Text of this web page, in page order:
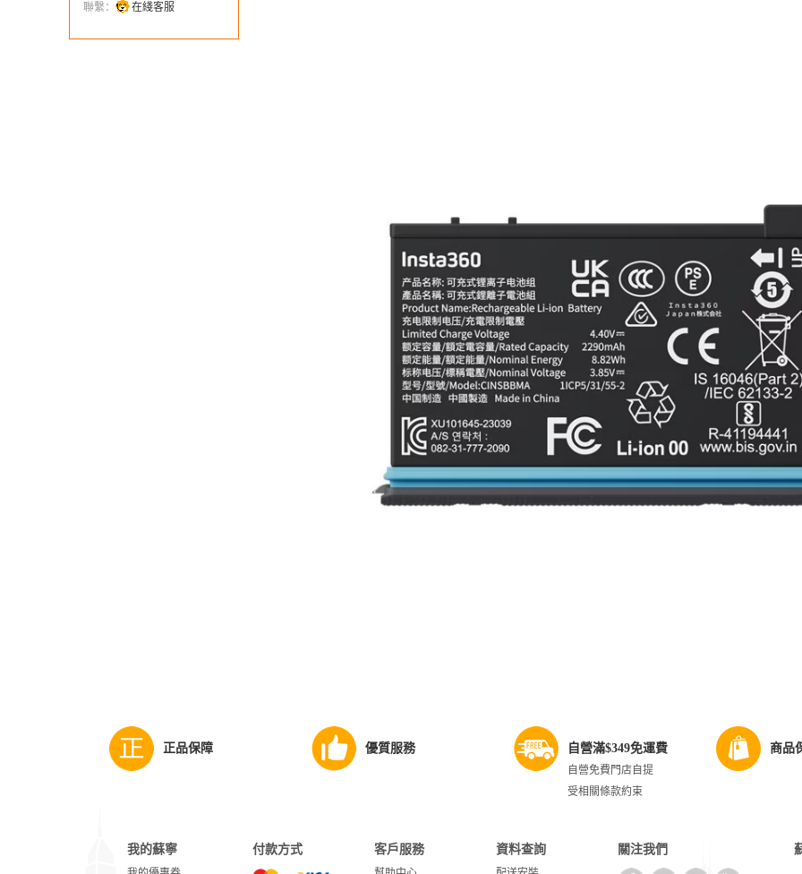
聯繫：
在綫客服
正品保障 優質服務 自營滿$349免運費
自營免費門店自提
受相關條款約束
商品
我的蘇寧 付款方式 客戶服務 資料查詢 關注我們